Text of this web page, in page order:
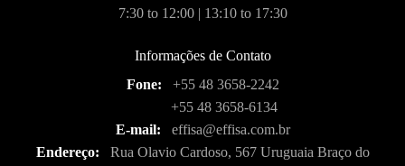
7:30 to 12:00 | 13:10 to 17:30
Informações de Contato
Fone:
+55 48 3658-2242
+55 48 3658-6134
E-mail:
effisa@effisa.com.br
Endereço:
Rua Olavio Cardoso, 567 Uruguaia Braço do